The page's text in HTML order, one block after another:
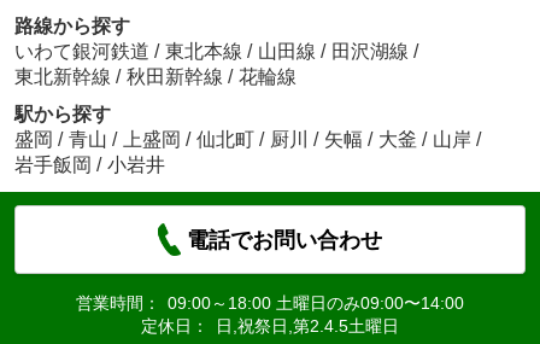
路線から探す
いわて銀河鉄道 / 東北本線 / 山田線 / 田沢湖線 /
東北新幹線 / 秋田新幹線 / 花輪線
駅から探す
盛岡 / 青山 / 上盛岡 / 仙北町 / 厨川 / 矢幅 / 大釜 / 山岸 /
岩手飯岡 / 小岩井
電話でお問い合わせ
営業時間：
09:00～18:00 土曜日のみ09:00〜14:00
定休日：
日,祝祭日,第2.4.5土曜日